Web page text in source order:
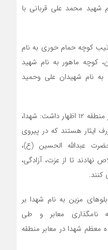
ناحیه ۶ به نام شهید محمد علی قربانی با
نواحی ۵ و ۶ به ترتیب کوچه حمام حوری به نام
کوچه ماهور به نام شهید
نام شهیدان علی وحمید
وحیدرضا انارکی محمدی شهردار منطقه ۱۲ اظهار داشت: شهدا،
ایثار هستند که در پیروی
عبدالله الحسین (ع)،
نهادند تا از عزت، آزادگی،
کنند.
مزین به نام شهدا بر
نامگذاری معابر و طی
معظم شهدا در معابر منطقه